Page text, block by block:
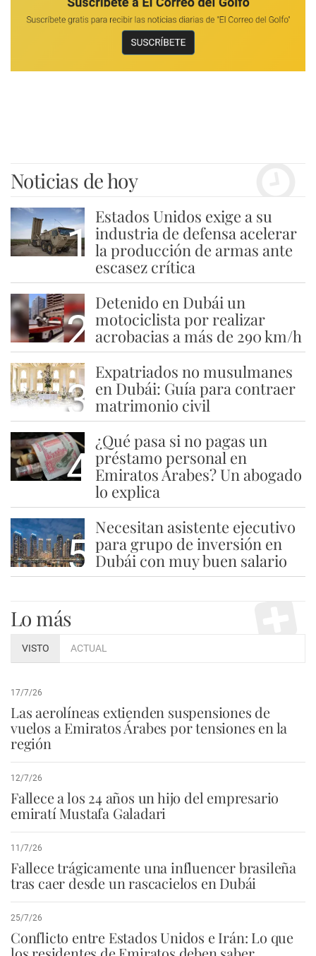
Noticias de hoy
1
Estados Unidos exige a su
industria de defensa acelerar
la producción de armas ante
escasez crítica
2
Detenido en Dubái un
motociclista por realizar
acrobacias a más de 290 km/h
3
Expatriados no musulmanes
en Dubái: Guía para contraer
matrimonio civil
4
¿Qué pasa si no pagas un
préstamo personal en
Emiratos Árabes? Un abogado
lo explica
5
Necesitan asistente ejecutivo
para grupo de inversión en
Dubái con muy buen salario
Lo más
VISTO ACTUAL
17/7/26
Las aerolíneas extienden suspensiones de
vuelos a Emiratos Árabes por tensiones en la
región
12/7/26
Fallece a los 24 años un hijo del empresario
emiratí Mustafa Galadari
11/7/26
Fallece trágicamente una influencer brasileña
tras caer desde un rascacielos en Dubái
25/7/26
Conflicto entre Estados Unidos e Irán: Lo que